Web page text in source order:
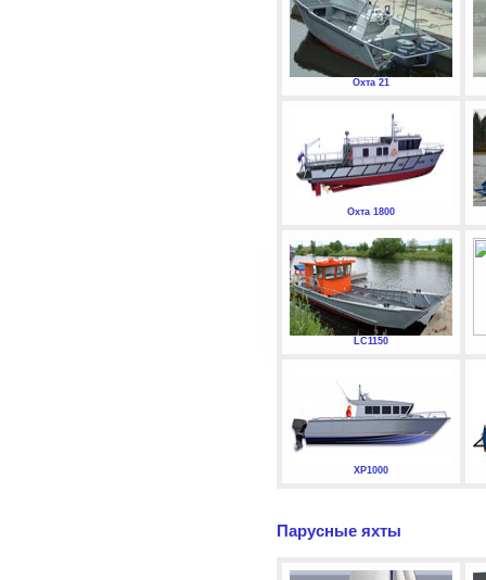
Охта 21
Охта 1800
LC1150
XP1000
Парусные яхты